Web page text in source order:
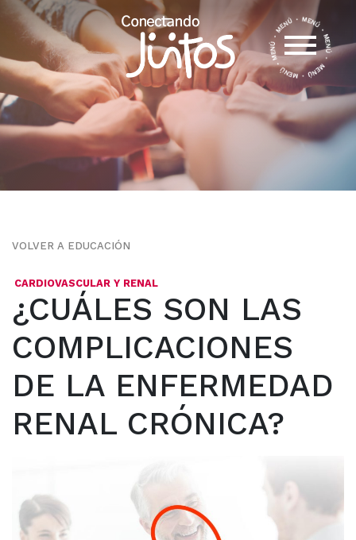
VOLVER A EDUCACIÓN
CARDIOVASCULAR Y RENAL
¿CUÁLES SON LAS
COMPLICACIONES
DE LA ENFERMEDAD
RENAL CRÓNICA?